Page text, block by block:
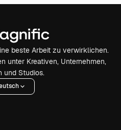
beste Arbeit zu verwirklichen.
unter Kreativen, Unternehmen,
und Studios.